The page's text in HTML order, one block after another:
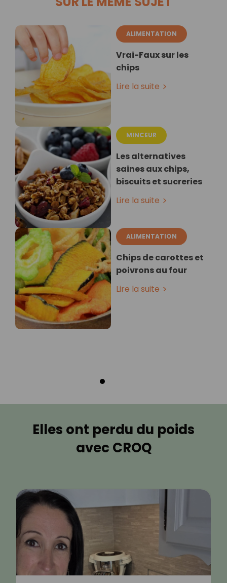
ALIMENTATION
Vrai-Faux sur les
chips
Lire la suite
MINCEUR
Les alternatives
saines aux chips,
biscuits et sucreries
Lire la suite
ALIMENTATION
Chips de carottes et
poivrons au four
Lire la suite
Elles ont perdu du poids
avec CROQ